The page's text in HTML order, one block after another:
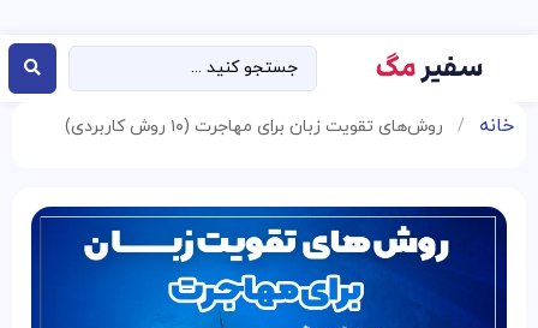
خانه / روش‌های تقویت زبان برای مهاجرت (۱۰ روش کاربردی)